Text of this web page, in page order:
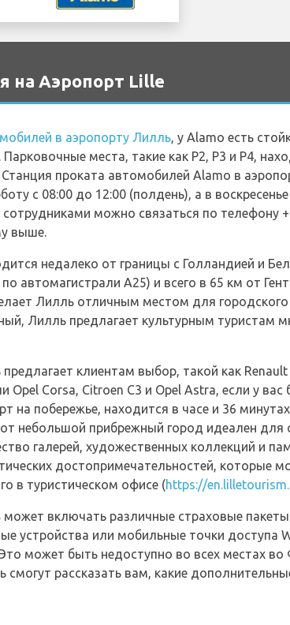
на Аэропорт Lille
в аэропорту Лилль, у Alamo есть
места, такие как P2, P3 и P4,
проката автомобилей Alamo в
с 08:00 до 12:00 (полдень), а в
можно связаться по телефону
выше.
недалеко от границы с Голландией и
автомагистрали A25) и всего в 65 км от
Лилль отличным местом для
Лилль предлагает культурным туристам
клиентам выбор, такой как
Corsa, Citroen C3 и Opel Astra, если у
на побережье, находится в часе и 36
небольшой прибрежный город идеален для
галерей, художественных коллекций и
достопримечательностей, которые
в туристическом офисе (https://
может включать различные страховые
устройства или мобильные точки доступа
может быть недоступно во всех местах
рассказать вам, какие